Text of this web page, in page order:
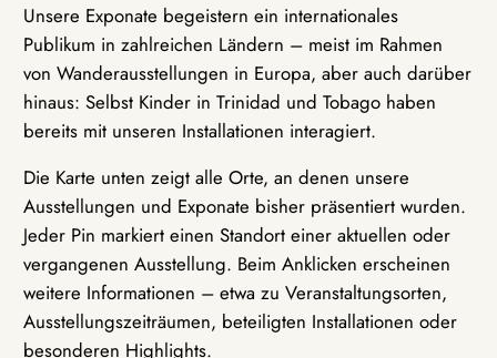
Unsere Exponate begeistern ein internationales
Publikum in zahlreichen Ländern – meist im Rahmen
von Wanderausstellungen in Europa, aber auch darüber
hinaus: Selbst Kinder in Trinidad und Tobago haben
bereits mit unseren Installationen interagiert.
Die Karte unten zeigt alle Orte, an denen unsere
Ausstellungen und Exponate bisher präsentiert wurden.
Jeder Pin markiert einen Standort einer aktuellen oder
vergangenen Ausstellung. Beim Anklicken erscheinen
weitere Informationen – etwa zu Veranstaltungsorten,
Ausstellungszeiträumen, beteiligten Installationen oder
besonderen Highlights.